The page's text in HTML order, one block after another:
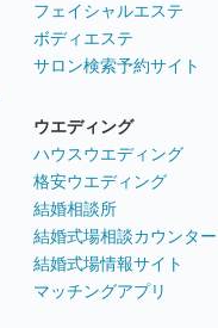
フェイシャルエステ
ボディエステ
サロン検索予約サイト
ウエディング
ハウスウエディング
格安ウエディング
結婚相談所
結婚式場相談カウンター
結婚式場情報サイト
マッチングアプリ